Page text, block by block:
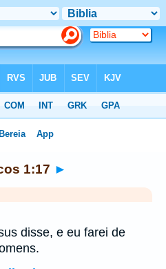
1:17 ►
disse, e eu farei de